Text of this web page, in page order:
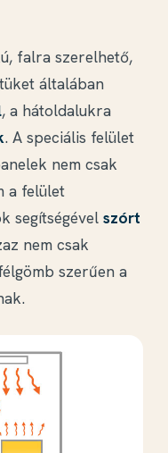
falra szerelhető,
általában
, a hátoldalukra
. A speciális felület
nem csak
a felület
segítségével szórt
nem csak
szerűen a